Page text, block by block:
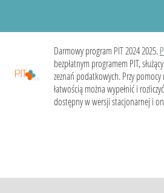
Darmowy program PIT 2024 2025.
bezpłatnym programem PIT,
zeznań podatkowych. Przy
łatwością można wypełnić i
dostępny w wersji stacjonarnej i